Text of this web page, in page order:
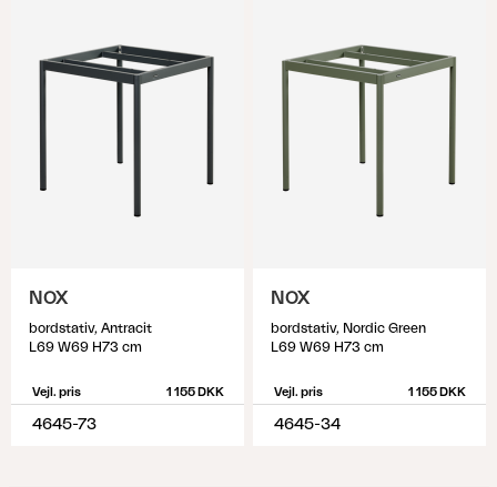
NOX
bordstativ, Antracit
L69 W69 H73 cm
Vejl. pris 1 155 DKK
4645-73
NOX
bordstativ, Nordic Green
L69 W69 H73 cm
Vejl. pris 1 155 DKK
4645-34